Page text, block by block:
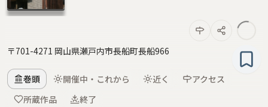
〒701-4271 岡山県瀬戸内市長船町長船966
巻頭 開催中・これから 近く
アクセス
所蔵作品
終了